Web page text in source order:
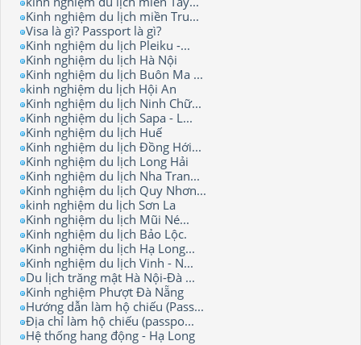
Kinh nghiệm du lịch miền Tru...
Visa là gì? Passport là gì?
Kinh nghiệm du lịch Pleiku -...
Kinh nghiệm du lịch Hà Nội
Kinh nghiệm du lịch Buôn Ma ...
kinh nghiệm du lịch Hội An
Kinh nghiệm du lịch Ninh Chữ...
Kinh nghiệm du lịch Sapa - L...
Kinh nghiệm du lịch Huế
Kinh nghiệm du lịch Đồng Hới...
Kinh nghiệm du lịch Long Hải
Kinh nghiệm du lịch Nha Tran...
Kinh nghiệm du lịch Quy Nhơn...
kinh nghiệm du lịch Sơn La
Kinh nghiệm du lịch Mũi Né...
Kinh nghiệm du lịch Bảo Lộc.
Kinh nghiệm du lịch Hạ Long...
Kinh nghiệm du lịch Vinh - N...
Du lịch trăng mật Hà Nội-Đà ...
Kinh nghiệm Phượt Đà Nẵng
Hướng dẫn làm hộ chiếu (Pass...
Địa chỉ làm hộ chiếu (passpo...
Hệ thống hang động - Hạ Long